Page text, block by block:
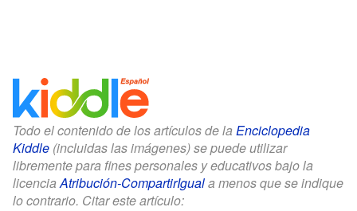
Todo el contenido de los artículos de la Enciclopedia
Kiddle (incluidas las imágenes) se puede utilizar
libremente para fines personales y educativos bajo la
licenciaAtribución-CompartirIguala menos que se indique
lo contrario. Citar este artículo: